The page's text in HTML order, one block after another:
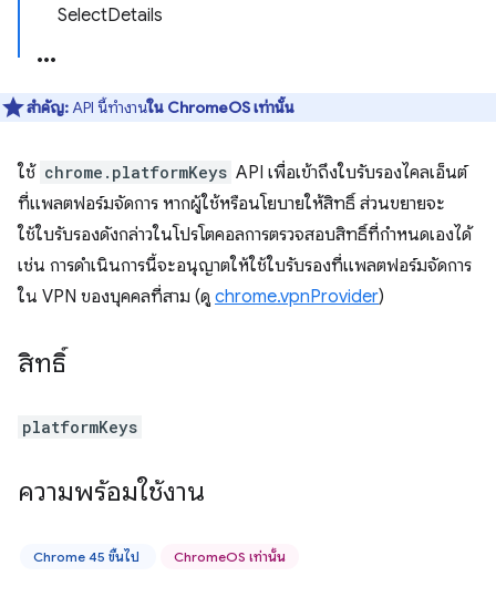
SelectDetails
สำคัญ:API นี้ทำงานใน ChromeOS เท่านั้น
ใช้ chrome.platformKeys API เพื่อเข้าถึงใบรับรองไคลเอ็นต์
ที่แพลตฟอร์มจัดการ หากผู้ใช้หรือนโยบายให้สิทธิ์ ส่วนขยายจะ
ใช้ใบรับรองดังกล่าวในโปรโตคอลการตรวจสอบสิทธิ์ที่กำหนดเองได้
เช่น การดำเนินการนี้จะอนุญาตให้ใช้ใบรับรองที่แพลตฟอร์มจัดการ
ใน VPN ของบุคคลที่สาม (ดู chrome.vpnProvider)
สิทธิ์
platformKeys
ความพร้อมใช้งาน
Chrome 45 ขึ้นไป ChromeOS เท่านั้น